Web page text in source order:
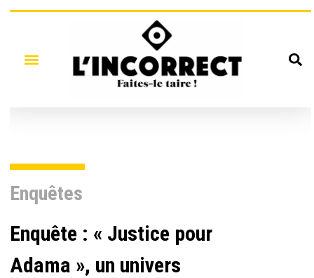
Enquêtes
Enquête : « Justice pour
Adama », un univers